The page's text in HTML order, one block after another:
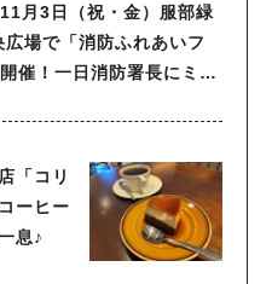
11月3日（祝・金）服部緑
広場で「消防ふれあいフ
催！一日消防署長にミサ
「コリ
ーヒー
息♪